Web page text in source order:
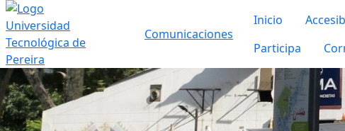
Comunicaciones
Inicio
Participa